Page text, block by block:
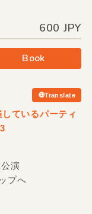
600 JPY
Book
Translate
ているパーティ
演
プへ